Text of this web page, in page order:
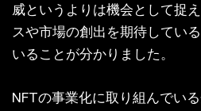
威というよりは機会として捉
スや市場の創出を期待してい
いることが分かりました。
NFTの事業化に取り組んでい